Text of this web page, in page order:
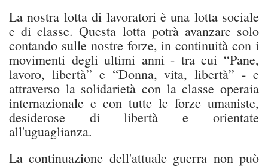
La nostra lotta di lavoratori è una lotta sociale
e di classe. Questa lotta potrà avanzare solo
contando sulle nostre forze, in continuità con i
movimenti degli ultimi anni - tra cui “Pane,
lavoro, libertà” e “Donna, vita, libertà” - e
attraverso la solidarietà con la classe operaia
internazionale e con tutte le forze umaniste,
desiderose di libertà e orientate
all'uguaglianza.
La continuazione dell'attuale guerra non può